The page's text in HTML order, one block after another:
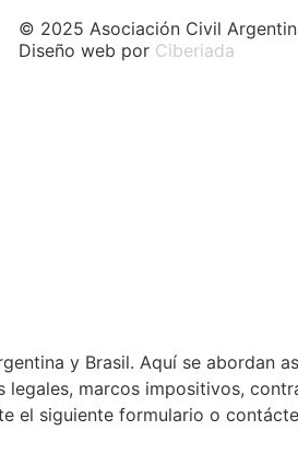
© 2025 Asociación Civil
Diseño web por Ciberiada
y Brasil. Aquí se abordan
marcos impositivos,
el siguiente formulario o